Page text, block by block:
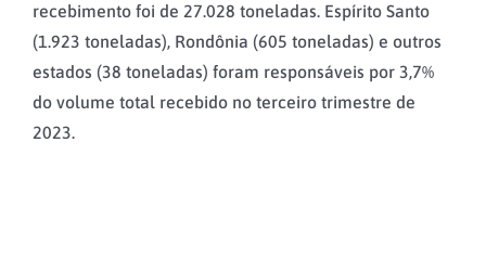
recebimento foi de 27.028 toneladas. Espírito Santo
(1.923 toneladas), Rondônia (605 toneladas) e outros
estados (38 toneladas) foram responsáveis por 3,7%
do volume total recebido no terceiro trimestre de
2023.